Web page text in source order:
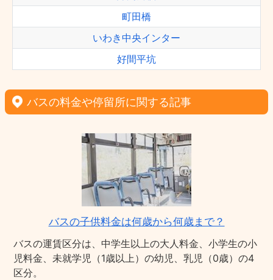
町田橋
いわき中央インター
好間平坑
バスの料金や停留所に関する記事
バスの子供料金は何歳から何歳まで？
バスの運賃区分は、中学生以上の大人料金、小学生の小
児料金、未就学児（1歳以上）の幼児、乳児（0歳）の4
区分。